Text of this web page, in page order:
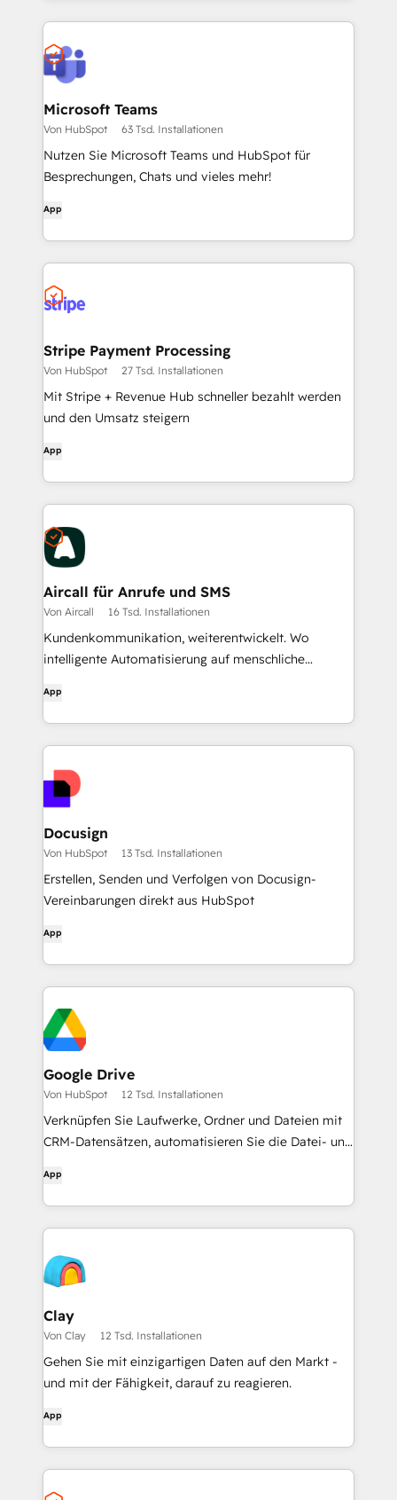
Microsoft Teams
Von HubSpot 63 Tsd. Installationen
Nutzen Sie Microsoft Teams und HubSpot für
Besprechungen, Chats und vieles mehr!
App
Stripe Payment Processing
Von HubSpot 27 Tsd. Installationen
Mit Stripe + Revenue Hub schneller bezahlt werden
und den Umsatz steigern
App
Aircall für Anrufe und SMS
Von Aircall 16 Tsd. Installationen
Kundenkommunikation, weiterentwickelt. Wo
intelligente Automatisierung auf menschliche
App
Docusign
Von HubSpot 13 Tsd. Installationen
Erstellen, Senden und Verfolgen von Docusign-
Vereinbarungen direkt aus HubSpot
App
Google Drive
Von HubSpot 12 Tsd. Installationen
Verknüpfen Sie Laufwerke, Ordner und Dateien mit
CRM-Datensätzen, automatisieren Sie die Datei- und
KI-gestützte Dokumentenübersichten - alles, ohne
HubSpot zu verlassen.
App
Clay
Von Clay 12 Tsd. Installationen
Gehen Sie mit einzigartigen Daten auf den Markt -
und mit der Fähigkeit, darauf zu reagieren.
App